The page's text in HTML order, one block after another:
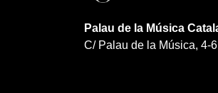
Palau de la Música
C/ Palau de la Música, 4-6